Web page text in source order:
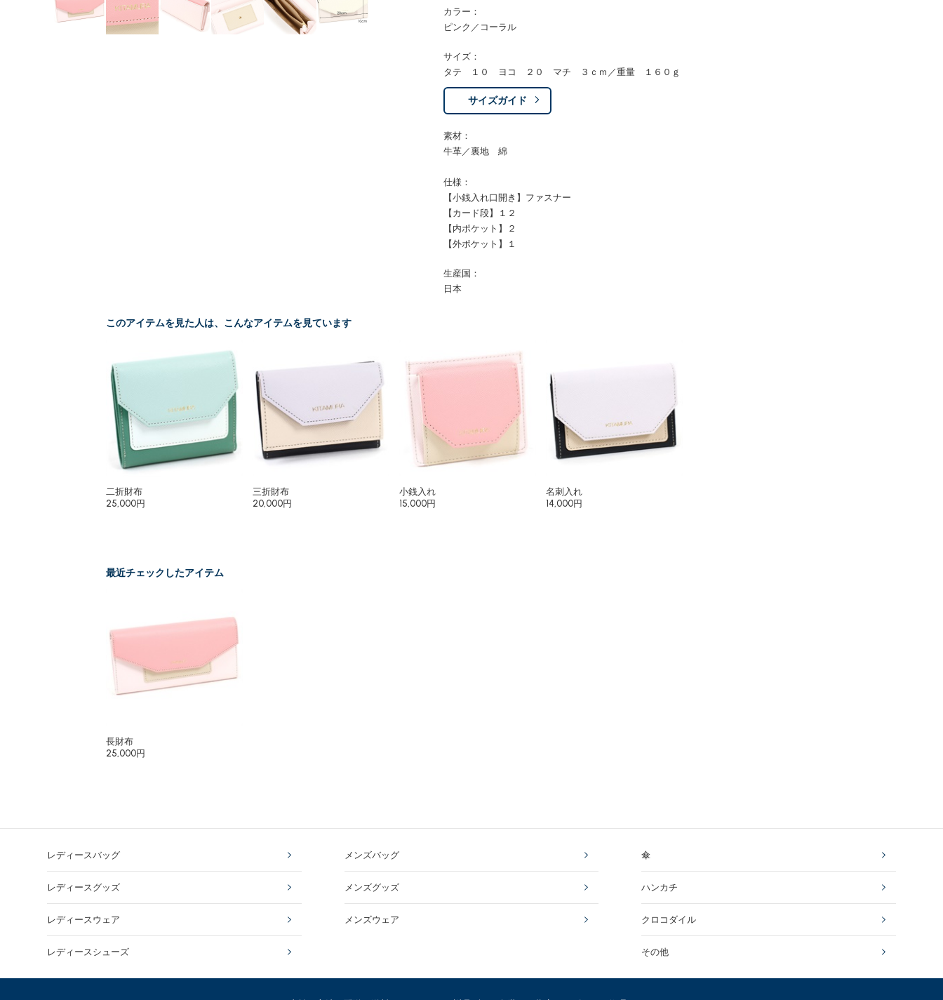
カラー：
ピンク／コーラル
サイズ：
タテ １０ ヨコ ２０ マチ ３ｃｍ／重量 １６０ｇ
サイズガイド
素材：
牛革／裏地 綿
仕様：
【小銭入れ口開き】ファスナー
【カード段】１２
【内ポケット】２
【外ポケット】１
生産国：
日本
このアイテムを見た人は、こんなアイテムを見ています
二折財布
25,000円
三折財布
20,000円
小銭入れ
15,000円
名刺入れ
14,000円
最近チェックしたアイテム
長財布
25,000円
レディースバッグ
レディースグッズ
レディースウェア
レディースシューズ
メンズバッグ
メンズグッズ
メンズウェア
傘
ハンカチ
クロコダイル
その他